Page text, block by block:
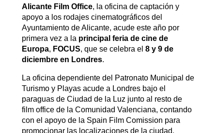
Alicante Film Office, la oficina de captación y
apoyo a los rodajes cinematográficos del
Ayuntamiento de Alicante, acude este año por
primera vez a la principal feria de cine de
Europa, FOCUS, que se celebra el 8 y 9 de
diciembre en Londres.
La oficina dependiente del Patronato Municipal de
Turismo y Playas acude a Londres bajo el
paraguas de Ciudad de la Luz junto al resto de
film office de la Comunidad Valenciana, contando
con el apoyo de la Spain Film Comission para
promocionar las localizaciones de la ciudad.